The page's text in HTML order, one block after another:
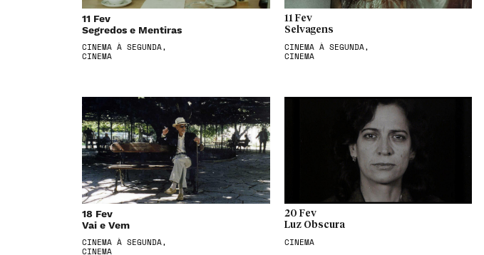
11 Fev
Segredos e Mentiras
CINEMA À SEGUNDA,
CINEMA
11 Fev
Selvagens
CINEMA À SEGUNDA,
CINEMA
18 Fev
Vai e Vem
CINEMA À SEGUNDA,
CINEMA
20 Fev
Luz Obscura
CINEMA